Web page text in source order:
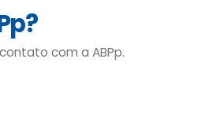
com a ABPp.